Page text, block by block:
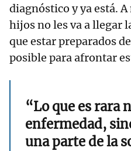
diagnóstico y ya está.
hijos no les va a llegar
que estar preparados
posible para afrontar
“Lo que es rara
enfermedad,
una parte de la